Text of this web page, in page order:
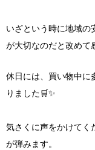
いざという時に地域の
が大切なのだと改めて
休日には、買い物中に
りました🛒✨
気さくに声をかけてく
が弾みます。